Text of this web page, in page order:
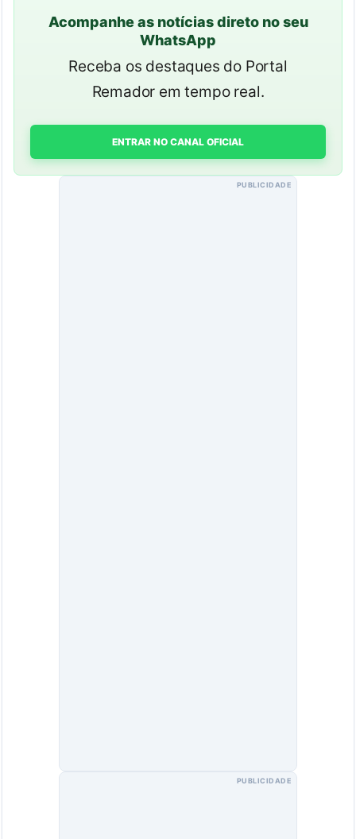
Acompanhe as notícias direto no seu
WhatsApp
Receba os destaques do Portal
Remador em tempo real.
ENTRAR NO CANAL OFICIAL
PUBLICIDADE
PUBLICIDADE